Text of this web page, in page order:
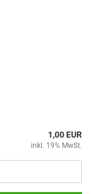
1,00 EUR
inkl. 19% MwSt.